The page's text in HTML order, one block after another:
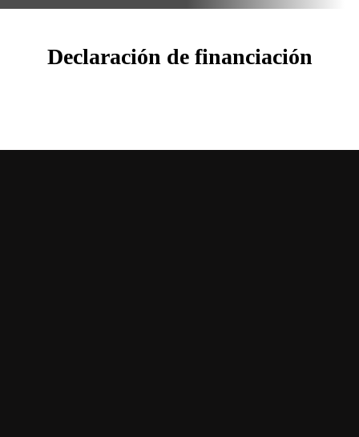
Declaración de financiación